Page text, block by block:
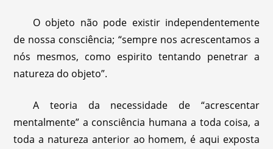
O objeto não pode existir independentemente
de nossa consciência; “sempre nos acrescentamos a
nós mesmos, como espirito tentando penetrar a
natureza do objeto”.
A teoria da necessidade de “acrescentar
mentalmente” a consciência humana a toda coisa, a
toda a natureza anterior ao homem, é aqui exposta